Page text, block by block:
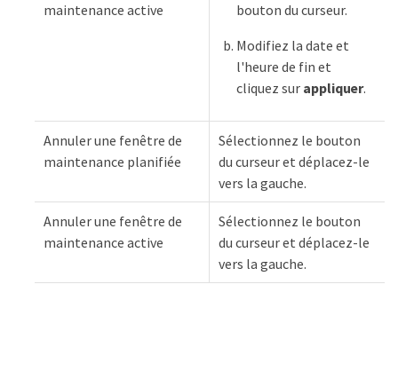
maintenance active
bouton du curseur.
Modifiez la date et
l'heure de fin et
cliquez sur appliquer.
Annuler une fenêtre de
maintenance planifiée
Sélectionnez le bouton
du curseur et déplacez-le
vers la gauche.
Annuler une fenêtre de
maintenance active
Sélectionnez le bouton
du curseur et déplacez-le
vers la gauche.